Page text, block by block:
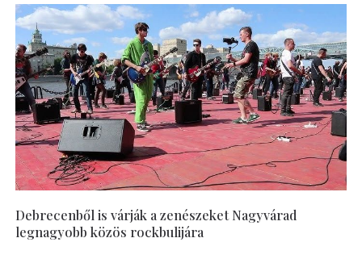
Debrecenből is várják a zenészeket Nagyvárad
legnagyobb közös rockbulijára